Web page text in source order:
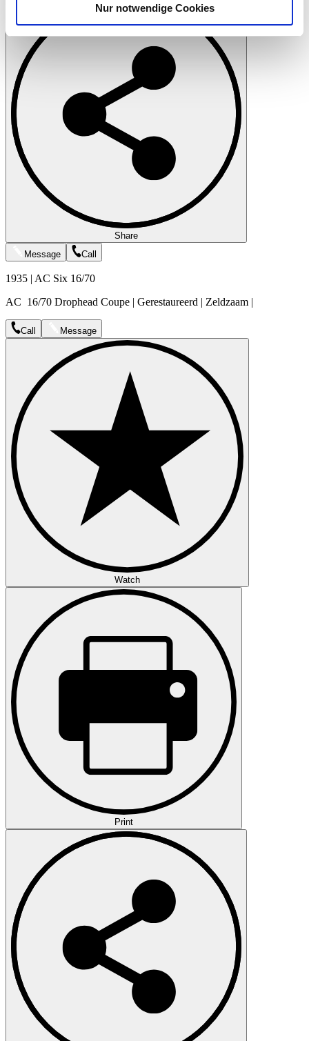
Verwendung unserer Website an unsere Partner für
soziale Medien, Werbung und Analysen weiter. Unsere
Partner führen diese Informationen möglicherweise mit
weiteren Daten zusammen, die Sie ihnen bereitgestellt
haben oder die sie im Rahmen Ihrer Nutzung der Dienste
gesammelt haben.Datenschutzerklärung
Nur notwendige Cookies
Share
Message
Call
1935 | AC Six 16/70
AC 16/70 Drophead Coupe | Gerestaureerd | Zeldzaam |
Call Message
Watch
Print